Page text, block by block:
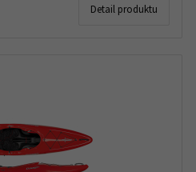
Detail produktu